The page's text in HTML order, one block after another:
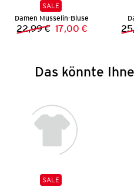
SALE
Damen Musselin-Bluse
Vorheriger Preis:
22,99 € Neuer Preis:
17,00 €
Das könnte
SALE